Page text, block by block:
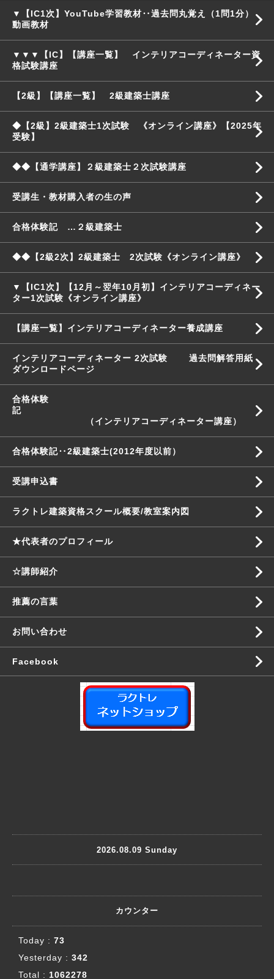
▼【IC1次】YouTube学習教材‥過去問丸覚え（1問1分）
動画教材
▼▼▼【IC】【講座一覧】 インテリアコーディネーター資
格試験講座
【2級】【講座一覧】 2級建築士講座
◆【2級】2級建築士1次試験 《オンライン講座》【2025年
受験】
◆◆【通学講座】２級建築士２次試験講座
受講生・教材購入者の生の声
合格体験記 …２級建築士
◆◆【2級2次】2級建築士 2次試験《オンライン講座》
▼【IC1次】【12月～翌年10月初】インテリアコーディネー
ター1次試験《オンライン講座》
【講座一覧】インテリアコーディネーター養成講座
インテリアコーディネーター 2次試験 過去問解答用紙
ダウンロードページ
合格体験
記
（インテリアコーディネーター講座）
合格体験記‥2級建築士(2012年度以前）
受講申込書
ラクトレ建築資格スクール概要/教室案内図
★代表者のプロフィール
☆講師紹介
推薦の言葉
お問い合わせ
Facebook
2026.08.09 Sunday
カウンター
Today : 73
Yesterday : 342
Total : 1062278